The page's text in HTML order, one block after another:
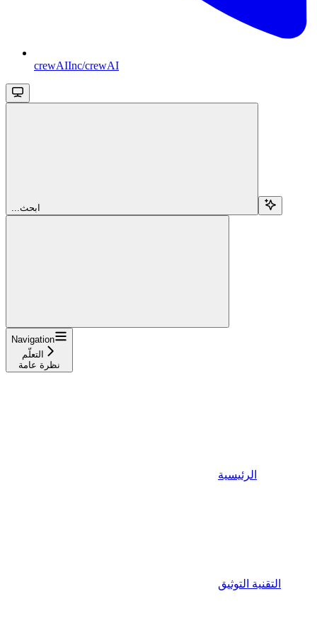
crewAIInc/crewAI
...ابحث
Navigation
التعلّم
نظرة عامة
الرئيسية
التقنية التوثيق